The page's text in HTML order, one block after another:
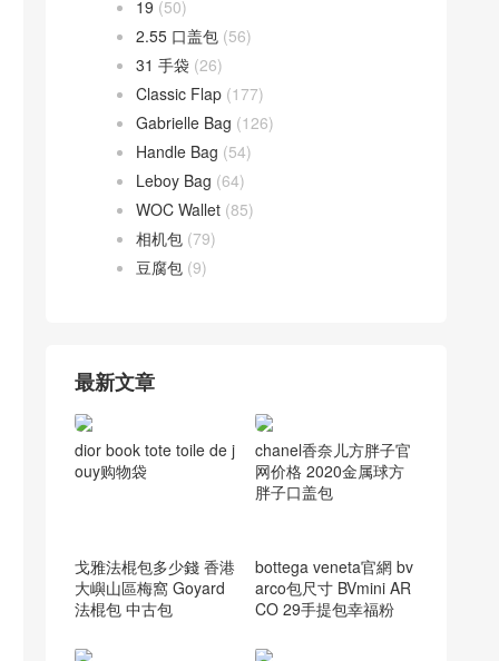
19 (50)
2.55 口盖包 (56)
31 手袋 (26)
Classic Flap (177)
Gabrielle Bag (126)
Handle Bag (54)
Leboy Bag (64)
WOC Wallet (85)
相机包 (79)
豆腐包 (9)
最新文章
dior book tote toile de j
ouy购物袋
chanel香奈儿方胖子官
网价格 2020金属球方
胖子口盖包